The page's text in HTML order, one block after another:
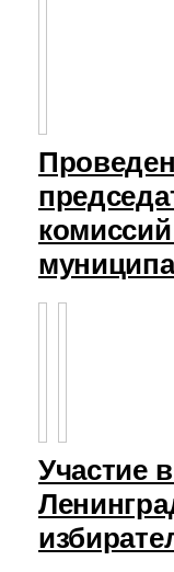
Участие